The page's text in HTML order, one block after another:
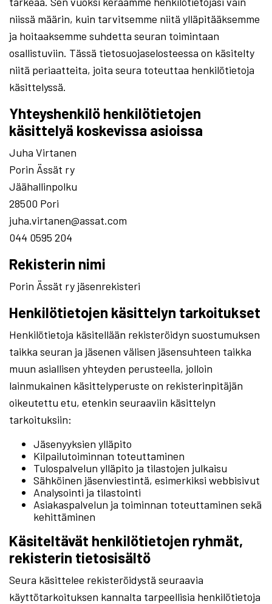
niissä määrin, kuin tarvitsemme niitä ylläpitääksemme
ja hoitaaksemme suhdetta seuran toimintaan
osallistuviin. Tässä tietosuojaselosteessa on käsitelty
niitä periaatteita, joita seura toteuttaa henkilötietoja
käsittelyssä.
Yhteyshenkilö henkilötietojen
käsittelyä koskevissa asioissa
Juha Virtanen
Porin Ässät ry
Jäähallinpolku
28500 Pori
juha.virtanen@assat.com
044 0595 204
Rekisterin nimi
Porin Ässät ry jäsenrekisteri
Henkilötietojen käsittelyn tarkoitukset
Henkilötietoja käsitellään rekisteröidyn suostumuksen
taikka seuran ja jäsenen välisen jäsensuhteen taikka
muun asiallisen yhteyden perusteella, jolloin
lainmukainen käsittelyperuste on rekisterinpitäjän
oikeutettu etu, etenkin seuraaviin käsittelyn
tarkoituksiin:
Jäsenyyksien ylläpito
Kilpailutoiminnan toteuttaminen
Tulospalvelun ylläpito ja tilastojen julkaisu
Sähköinen jäsenviestintä, esimerkiksi webbisivut
Analysointi ja tilastointi
Asiakaspalvelun ja toiminnan toteuttaminen sekä
kehittäminen
Käsiteltävät henkilötietojen ryhmät,
rekisterin tietosisältö
Seura käsittelee rekisteröidystä seuraavia
käyttötarkoituksen kannalta tarpeellisia henkilötietoja